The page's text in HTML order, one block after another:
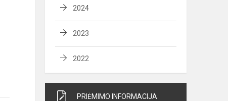
2024
2023
2022
PRIĖMIMO INFORMACIJA